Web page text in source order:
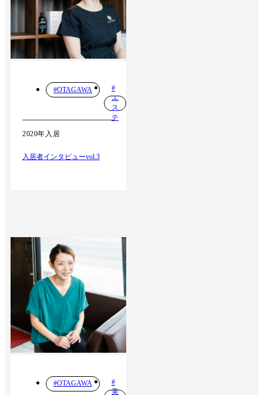
#OTAGAWA
#
エ
ス
テ
2020年入居
入居者インタビューvol.3
#OTAGAWA
#
美